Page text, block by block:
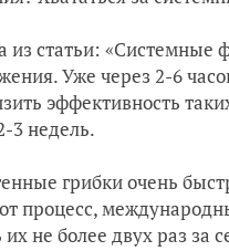
из статьи: «Системные
Уже через 2-6
эффективность
3 недель.
грибки очень
процесс,
их не более двух раз за